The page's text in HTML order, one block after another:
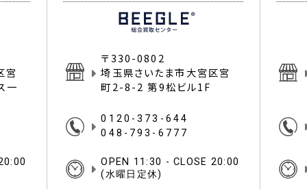
宮
一
〒330-0802
埼玉県さいたま市大宮区宮
町2-8-2 第9松ビル1F
0120-373-644
048-793-6777
OPEN 11:30 - CLOSE 20:00
(水曜日定休)